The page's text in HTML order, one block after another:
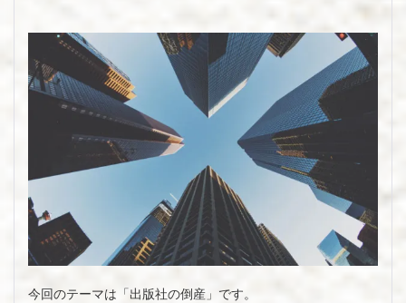
今回のテーマは「出版社の倒産」です。